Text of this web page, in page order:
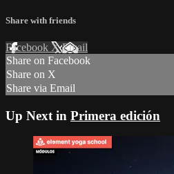
Share with friends
Facebook XEmail
Share on Facebook
Share on X
Share via Email
Up Next in Primera edición